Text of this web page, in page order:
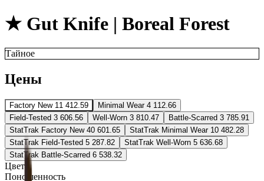
★ Gut Knife | Boreal Forest
Тайное
Цены
Factory New 11 412.59 Minimal Wear 4 112.66
Field-Tested 3 606.56 Well-Worn 3 810.47 Battle-Scarred 3 785.91
StatTrak Factory New 40 601.65 StatTrak Minimal Wear 10 482.28
StatTrak Field-Tested 5 287.82 StatTrak Well-Worn 5 636.68
StatTrak Battle-Scarred 6 538.32
Цвета
Поношенность